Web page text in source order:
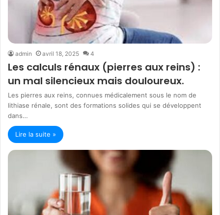
admin avril 18, 2025 4
Les calculs rénaux (pierres aux reins) :
un mal silencieux mais douloureux.
Les pierres aux reins, connues médicalement sous le nom de
lithiase rénale, sont des formations solides qui se développent
dans…
Lire la suite »